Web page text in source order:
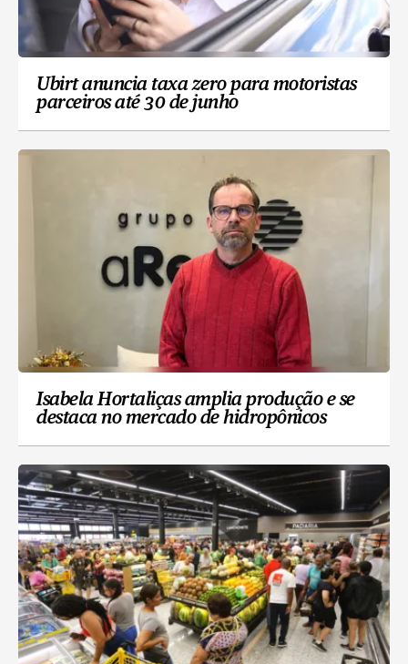
Ubirt anuncia taxa zero para motoristas
parceiros até 30 de junho
Isabela Hortaliças amplia produção e se
destaca no mercado de hidropônicos